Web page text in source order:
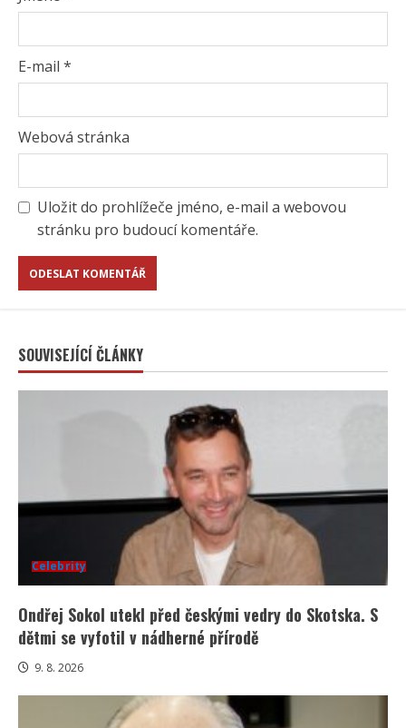
E-mail *
Webová stránka
Uložit do prohlížeče jméno, e-mail a webovou
stránku pro budoucí komentáře.
SOUVISEJÍCÍ ČLÁNKY
Celebrity
Ondřej Sokol utekl před českými vedry do Skotska. S
dětmi se vyfotil v nádherné přírodě
9. 8. 2026